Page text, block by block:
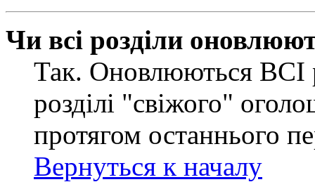
Чи всі розділи
Так. Оновлюються ВСІ
розділі "свіжого"
протягом останнього
Вернуться к началу